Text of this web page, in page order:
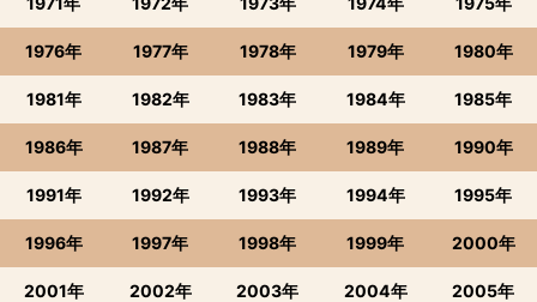
1976年 1977年 1978年 1979年 1980年
1981年 1982年 1983年 1984年 1985年
1986年 1987年 1988年 1989年 1990年
1991年 1992年 1993年 1994年 1995年
1996年 1997年 1998年 1999年 2000年
2001年 2002年 2003年 2004年 2005年